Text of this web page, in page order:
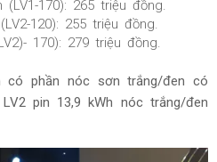
170): 265 triệu đồng.
120): 255 triệu đồng.
170): 279 triệu đồng.
có phần nóc sơn trắng/đen có
pin 13,9 kWh nóc trắng/đen